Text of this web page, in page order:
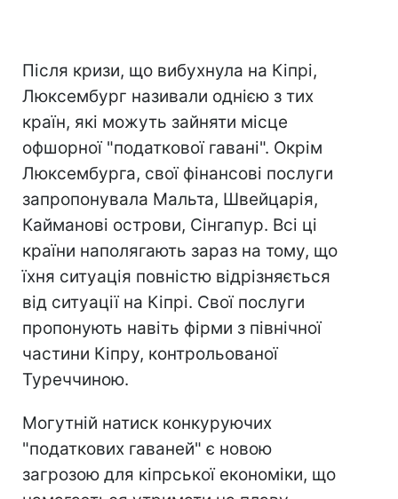
Після кризи, що вибухнула на Кіпрі,
Люксембург називали однією з тих
країн, які можуть зайняти місце
офшорної "податкової гавані". Окрім
Люксембурга, свої фінансові послуги
запропонувала Мальта, Швейцарія,
Кайманові острови, Сінгапур. Всі ці
країни наполягають зараз на тому, що
їхня ситуація повністю відрізняється
від ситуації на Кіпрі. Свої послуги
пропонують навіть фірми з північної
частини Кіпру, контрольованої
Туреччиною.
Могутній натиск конкуруючих
"податкових гаваней" є новою
загрозою для кіпрської економіки, що